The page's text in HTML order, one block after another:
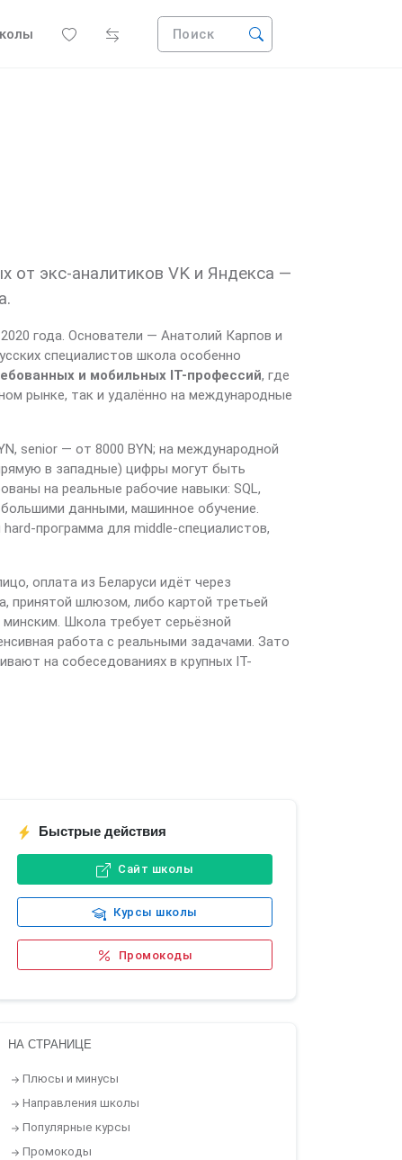
Поиск
от экс-аналитиков VK и Яндекса —
года. Основатели — Анатолий Карпов и
специалистов школа особенно
и мобильных IT-профессий, где
рынке, так и удалённо на международные
senior — от 8000 BYN; на международной
в западные) цифры могут быть
на реальные рабочие навыки: SQL,
данными, машинное обучение.
программа для middle-специалистов,
оплата из Беларуси идёт через
принятой шлюзом, либо картой третьей
Школа требует серьёзной
работа с реальными задачами. Зато
на собеседованиях в крупных IT-
Быстрые действия
Сайт школы
Курсы школы
Промокоды
НА СТРАНИЦЕ
Плюсы и минусы
Направления школы
Популярные курсы
Промокоды